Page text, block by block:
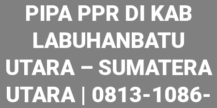
PIPA PPR DI KAB
LABUHANBATU
UTARA – SUMATERA
UTARA | 0813-1086-